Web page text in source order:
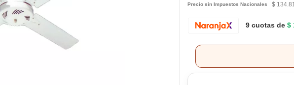
Precio sin Impuestos Nacionales $
9 cuotas de $